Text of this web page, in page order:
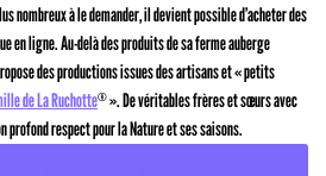
nombreux à le demander, il devient possible d’acheter des
en ligne. Au-delà des produits de sa ferme auberge
des productions issues des artisans et « petits
de La Ruchotte®». De véritables frères et sœurs avec
profond respect pour la Nature et ses saisons.